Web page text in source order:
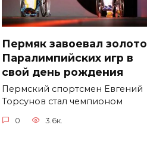
Пермяк завоевал золото
Паралимпийских игр в
свой день рождения
Пермский спортсмен Евгений
Торсунов стал чемпионом
0 3.6к.